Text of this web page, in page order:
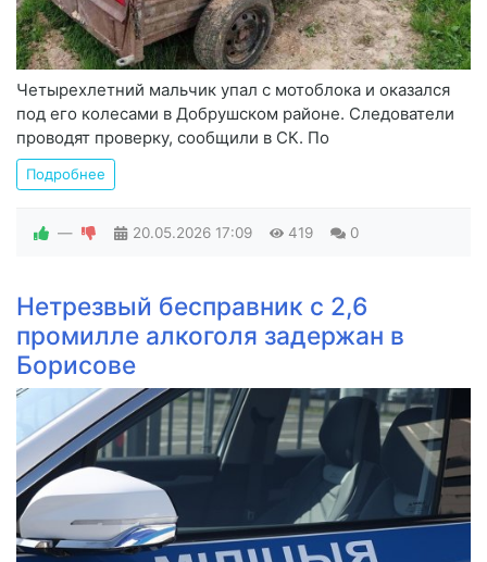
Четырехлетний мальчик упал с мотоблока и оказался
под его колесами в Добрушском районе. Следователи
проводят проверку, сообщили в СК. По
Подробнее
— 20.05.2026 17:09 419 0
Нетрезвый бесправник с 2,6
промилле алкоголя задержан в
Борисове